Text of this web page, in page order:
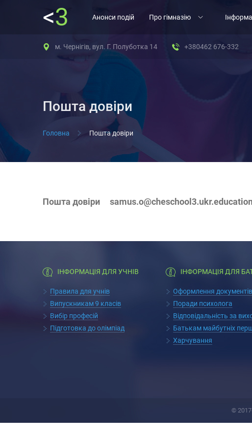
<3 Анонси подій Про гімназію
м. Чернігів, вул. Г. Полуботка 14 +380462 676-332
Пошта довіри
Головна Пошта довіри
Пошта довіри samus.o@cheschool3.ukr.education
ІНФОРМАЦІЯ ДЛЯ УЧНІВ
Правила для учнів
Випускникам 9 класів
Вибір професій
Підготовка до олімпіад
ІНФОРМАЦІЯ ДЛЯ
Оформлення документів
Поради психолога
Відповідальність за
Батькам майбутніх
Харчування
©